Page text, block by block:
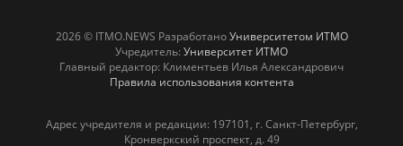
2026 © ITMO.NEWS РазработаноУниверситетом ИТМО
Учредитель: Университет ИТМО
Главный редактор: Климентьев Илья Александрович
Правила использования контента
Адрес учредителя и редакции: 197101, г. Санкт-Петербург,
Кронверкский проспект, д. 49